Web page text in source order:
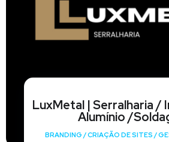
LuxMetal | Serralharia /
Alumínio /
BRANDING /CRIAÇÃO DE SITES /